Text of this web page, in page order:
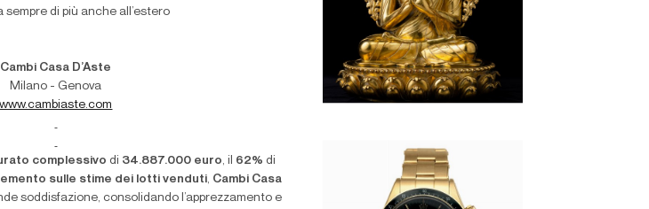
sempre di più anche all’estero
Cambi Casa D’Aste
Milano - Genova
www.cambiaste.com
complessivo di 34.887.000 euro, il 62% di
sulle stime dei lotti venduti, Cambi Casa
soddisfazione, consolidando l’apprezzamento e